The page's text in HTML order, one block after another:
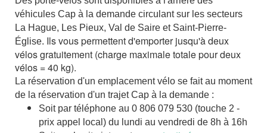
véhicules Cap à la demande circulant sur les secteurs
La Hague, Les Pieux, Val de Saire et Saint-Pierre-
Église. Ils vous permettent d'emporter jusqu'à deux
vélos gratuitement (charge maximale totale pour deux
vélos = 40 kg).
La réservation d'un emplacement vélo se fait au moment
de la réservation d'un trajet Cap à la demande :
Soit par téléphone au 0 806 079 530 (touche 2 -
prix appel local) du lundi au vendredi de 8h à 16h